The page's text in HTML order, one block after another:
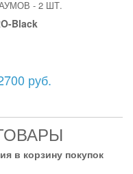
- 2 ШТ.
Black
руб.
в корзину покупок